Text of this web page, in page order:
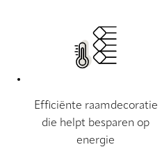
Efficiënte raamdecoratie
die helpt besparen op
energie